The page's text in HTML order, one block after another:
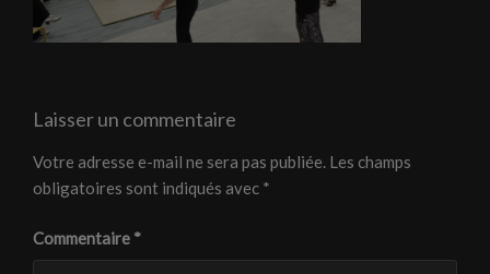
Laisser un commentaire
Votre adresse e-mail ne sera pas publiée. Les champs
obligatoires sont indiqués avec *
Commentaire *